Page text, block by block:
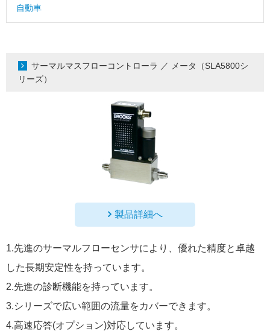
自動車
サーマルマスフローコントローラ ／ メータ（SLA5800シ
リーズ）
製品詳細へ
1.先進のサーマルフローセンサにより、優れた精度と卓越
した長期安定性を持っています。
2.先進の診断機能を持っています。
3.シリーズで広い範囲の流量をカバーできます。
4.高速応答(オプション)対応しています。